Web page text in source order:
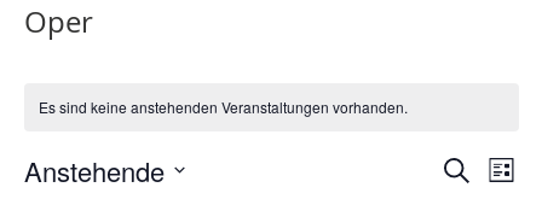
Oper
Es sind keine anstehenden Veranstaltungen vorhanden.
SUCHELISTE
Anstehende